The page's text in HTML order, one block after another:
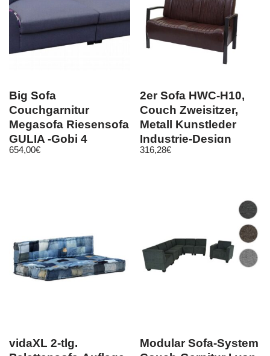
Big Sofa
Couchgarnitur
Megasofa Riesensofa
GULIA -Gobi 4
Anthrazit
654,00€
2er Sofa HWC-H10,
Couch Zweisitzer,
Metall Kunstleder
Industrie-Design
316,28€
vidaXL 2-tlg.
Modular Sofa-System